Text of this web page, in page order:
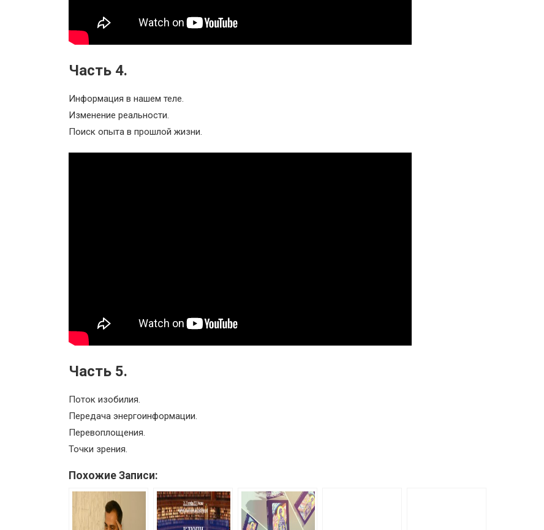
Часть 4.
Информация в нашем теле.
Изменение реальности.
Поиск опыта в прошлой жизни.
Часть 5.
Поток изобилия.
Передача энергоинформации.
Перевоплощения.
Точки зрения.
Похожие Записи: